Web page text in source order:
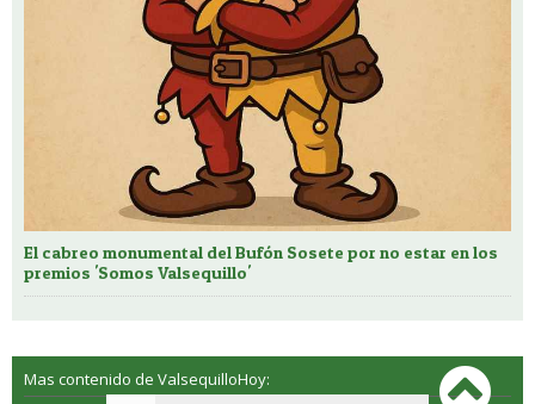
El cabreo monumental del Bufón Sosete por no estar en los
premios 'Somos Valsequillo'
Mas contenido de ValsequilloHoy: